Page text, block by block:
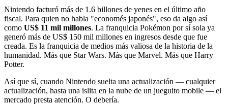
Nintendo facturó más de 1.6 billones de yenes en el último año
fiscal. Para quien no habla "economés japonés", eso da algo así
como US$ 11 mil millones. La franquicia Pokémon por sí sola ya
generó más de US$ 150 mil millones en ingresos desde que fue
creada. Es la franquicia de medios más valiosa de la historia de la
humanidad. Más que Star Wars. Más que Marvel. Más que Harry
Potter.
Así que sí, cuando Nintendo suelta una actualización — cualquier
actualización, hasta una islita en la nube de un jueguito mobile — el
mercado presta atención. O debería.